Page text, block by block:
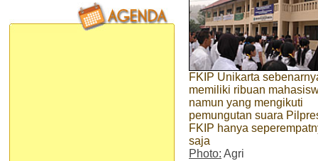
FKIP Unikarta
memiliki ribuan
namun yang mengikuti
pemungutan suara
FKIP hanya
saja
Photo: Agri